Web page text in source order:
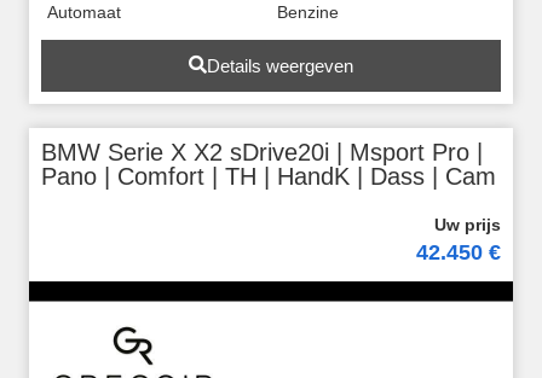
Automaat
Benzine
Details weergeven
BMW Serie X X2 sDrive20i | Msport Pro |
Pano | Comfort | TH | HandK | Dass | Cam
42.450 €